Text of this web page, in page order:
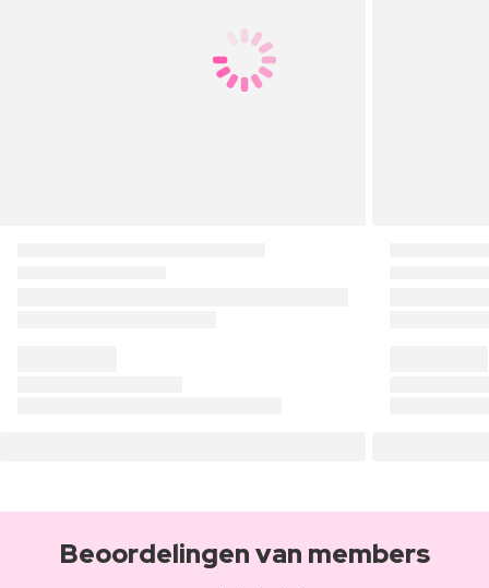
Beoordelingen van members